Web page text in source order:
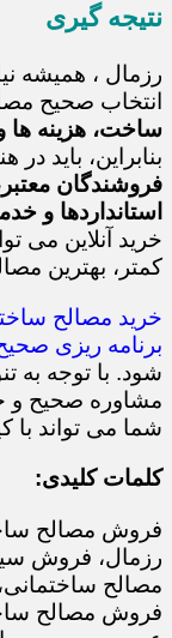
نتیجه گیری
رزمال ، همیشه
انتخاب صحیح
ساخت، هزینه ها
بنابراین، باید
فروشندگان
استانداردها و
خرید آنلاین می
کمتر، بهترین
خرید مصالح
برنامه ریزی
شود. با توجه به
مشاوره صحیح و
شما می تواند با
کلمات کلیدی:
فروش مصالح
رزمال، فروش
مصالح
فروش مصالح